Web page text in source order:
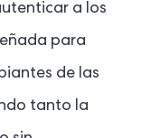
a los
para
de las
tanto la